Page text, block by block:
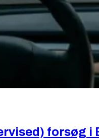
forsøg i